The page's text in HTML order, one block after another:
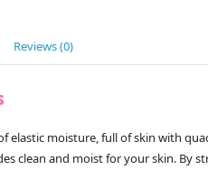
Reviews (0)
elastic moisture, full of skin with
clean and moist for your skin. By